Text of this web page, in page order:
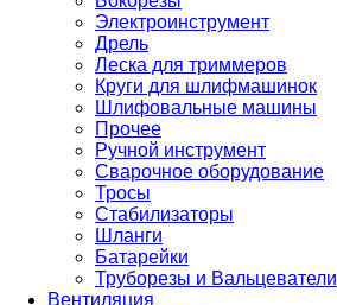
Электроинструмент
Дрель
Леска для триммеров
Круги для шлифмашинок
Шлифовальные машины
Прочее
Ручной инструмент
Сварочное оборудование
Тросы
Стабилизаторы
Шланги
Батарейки
Труборезы и Вальцеватели
Вентиляция